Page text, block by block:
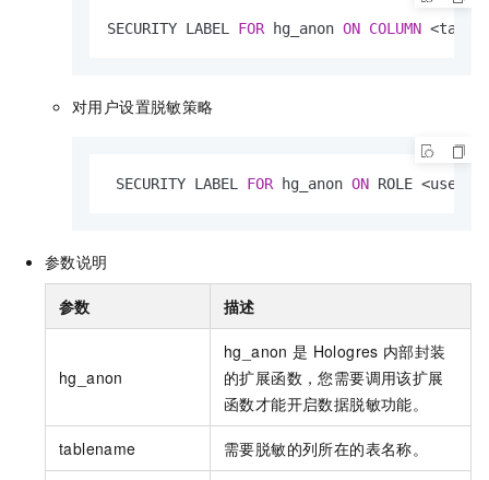
SECURITY LABEL FOR hg_anon ON COLUMN <
对用户设置脱敏策略
SECURITY LABEL FOR hg_anon ON ROLE <
参数说明
参数 描述
hg_anon
hg_anon 是 Hologres 内部封装
的扩展函数，您需要调用该扩展
函数才能开启数据脱敏功能。
tablename 需要脱敏的列所在的表名称。